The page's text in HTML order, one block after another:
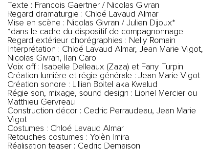
Texte : Francois Gaertner / Nicolas Givran
Regard dramaturgie : Chloé Lavaud Almar
Mise en scène : Nicolas Givran / Julien Dijoux*
*dans le cadre du dispositif de compagnonnage
Regard extérieur chorégraphies : Nelly Romain
Interprétation : Chloé Lavaud Almar, Jean Marie Vigot,
Nicolas Givran, Ilan Caro
Voix off : Isabelle Delleaux (Zaza) et Fany Turpin
Création lumière et régie générale : Jean Marie Vigot
Création sonore : Lillian Boitel aka Kwalud
Régie son, mixage, sound design : Lionel Mercier ou
Matthieu Gervreau
Construction décor : Cedric Perraudeau, Jean Marie
Vigot
Costumes : Chloé Lavaud Almar
Retouches costumes : Yolèn Imira
Réalisation teaser : Cedric Demaison